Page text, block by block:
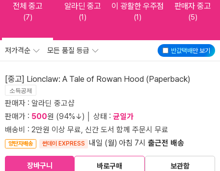
전체 중고
(7)
알라딘 중고
(1)
이 광활한 우주점
(1)
판매자 중고
(5)
반값택배만 보기
저가격순 모든 품질 등급
[중고] Lionclaw: A Tale of Rowan Hood (Paperback)
소득공제
판매자 : 알라딘 중고샵
판매가 : 500원 (94%↓) │ 상태 : 균일가
배송비 : 2만원 이상 무료, 신간 도서 함께 주문시 무료
양탄자배송 썬데이 EXPRESS 내일 (월) 아침 7시 출근전 배송
장바구니 바로구매 보관함